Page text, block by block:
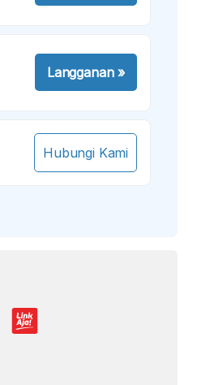
Langganan»
Hubungi Kami